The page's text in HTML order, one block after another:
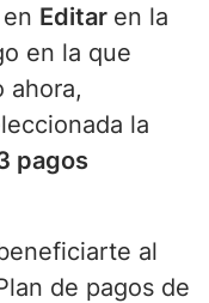
Editar en la
en la que
ahora,
la
pagos
al
de pagos de